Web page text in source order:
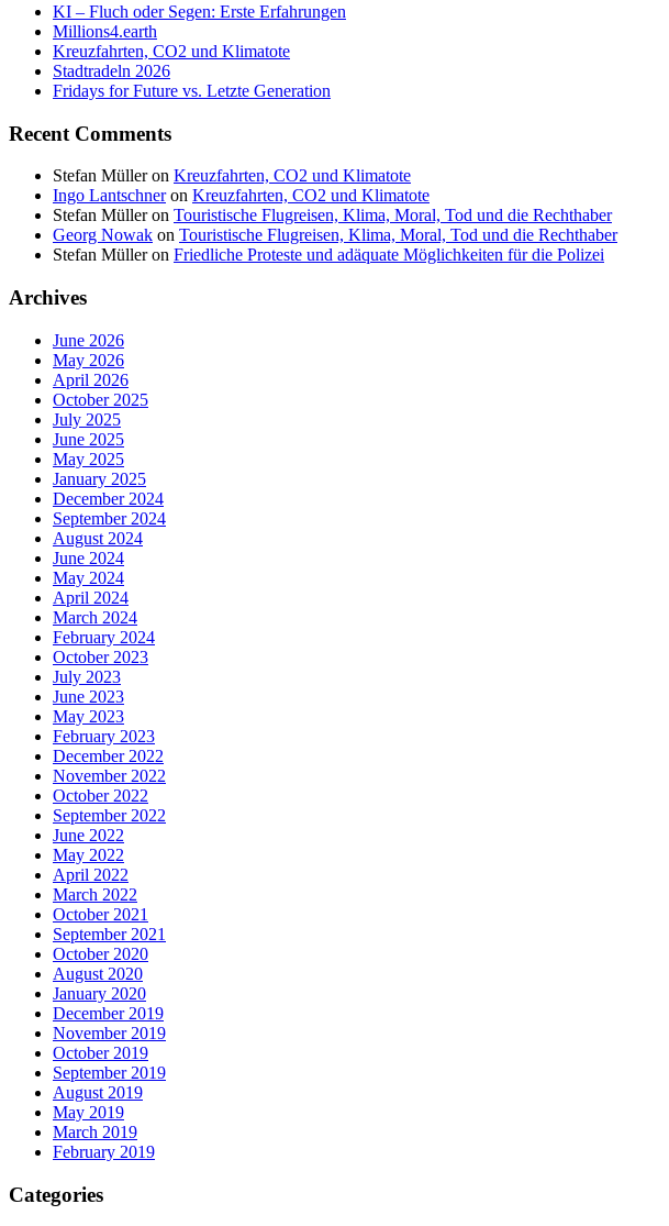
KI – Fluch oder Segen: Erste Erfahrungen
Millions4.earth
Kreuzfahrten, CO2 und Klimatote
Stadtradeln 2026
Fridays for Future vs. Letzte Generation
Recent Comments
Stefan Mülleron Kreuzfahrten, CO2 und Klimatote
Ingo Lantschneron Kreuzfahrten, CO2 und Klimatote
Stefan Mülleron Touristische Flugreisen, Klima, Moral, Tod und die Rechthaber
Georg Nowak on Touristische Flugreisen, Klima, Moral, Tod und die Rechthaber
Stefan Mülleron Friedliche Proteste und adäquate Möglichkeiten für die Polizei
Archives
June 2026
May 2026
April 2026
October 2025
July 2025
June 2025
May 2025
January 2025
December 2024
September 2024
August 2024
June 2024
May 2024
April 2024
March 2024
February 2024
October 2023
July 2023
June 2023
May 2023
February 2023
December 2022
November 2022
October 2022
September 2022
June 2022
May 2022
April 2022
March 2022
October 2021
September 2021
October 2020
August 2020
January 2020
December 2019
November 2019
October 2019
September 2019
August 2019
May 2019
March 2019
February 2019
Categories